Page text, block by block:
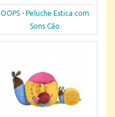
OOPS - Peluche Estica com
Sons Cão